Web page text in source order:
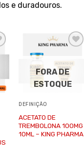
e duradouros.
à lista de
desejos
FORA DE
ESTOQUE
DEFINIÇÃO
ACETATO DE
TREMBOLONA 100MG
10ML – KING PHARMA